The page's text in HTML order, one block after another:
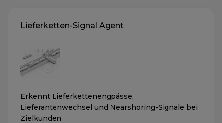
Lieferketten-Signal Agent
Erkennt Lieferkettenengpässe,
Lieferantenwechsel und Nearshoring-Signale bei
Zielkunden